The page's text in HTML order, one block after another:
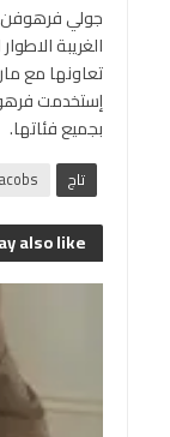
جولي
الغريبة
إستخدمت
بجميع فئاتها.
تاج
also like